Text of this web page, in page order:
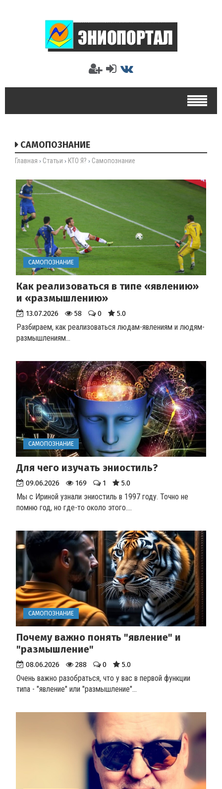
САМОПОЗНАНИЕ
Главная › Статьи › КТО Я? › Самопознание
САМОПОЗНАНИЕ
Как реализоваться в типе «явлению»
и «размышлению»
13.07.2026 58 0 5.0
Разбираем, как реализоваться людам-явлениям и людям-
размышлениям...
САМОПОЗНАНИЕ
Для чего изучать эниостиль?
09.06.2026 169 1 5.0
Мы с Ириной узнали эниостиль в 1997 году. Точно не
помню год, но где-то около этого....
САМОПОЗНАНИЕ
Почему важно понять "явление" и
"размышление"
08.06.2026 288 0 5.0
Очень важно разобраться, что у вас в первой функции
типа - "явление" или "размышление"...